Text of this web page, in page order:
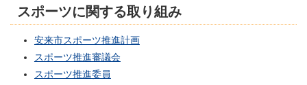
スポーツに関する取り組み
安来市スポーツ推進計画
スポーツ推進審議会
スポーツ推進委員